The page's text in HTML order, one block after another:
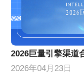
2026年04月23日